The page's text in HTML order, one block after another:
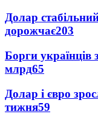
Долар
дорожчає203
Борги
млрд65
Долар і євро
тижня59